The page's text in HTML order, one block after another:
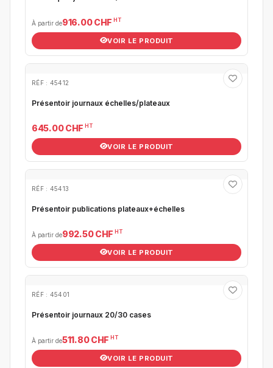
À partir de916.00 CHF HT
VOIR LE PRODUIT
RÉF : 45412
Présentoir journaux échelles/plateaux
645.00 CHF HT
VOIR LE PRODUIT
RÉF : 45413
Présentoir publications plateaux+échelles
À partir de992.50 CHF HT
VOIR LE PRODUIT
RÉF : 45401
Présentoir journaux 20/30 cases
À partir de511.80 CHF HT
VOIR LE PRODUIT